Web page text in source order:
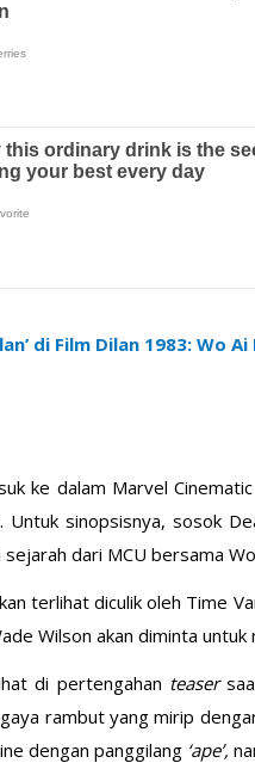
di Film Dilan 1983: Wo Ai
ke dalam Marvel
sinopsisnya, sosok
dari MCU bersama
terlihat diculik oleh Time
Wilson akan diminta
di pertengahan teaser
rambut yang mirip
dengan panggilang ‘ape’,